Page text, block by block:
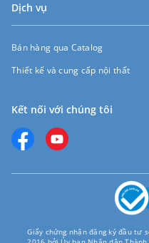
Dịch vụ
Bán hàng qua Catalog
Thiết kế và cung cấp nội thất
Kết nối với chúng tôi
Giấy chứng nhận đăng ký đầu tư